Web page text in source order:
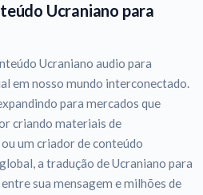
Ucraniano para
Ucraniano audio para
em nosso mundo interconectado.
para mercados que
criando materiais de
um criador de conteúdo
a tradução de Ucraniano para
sua mensagem e milhões de